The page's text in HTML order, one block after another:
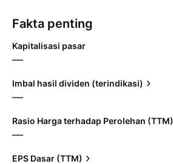
Fakta penting
Kapitalisasi pasar
—
Imbal hasil dividen (terindikasi)
—
Rasio Harga terhadap Perolehan (TTM)
—
EPS Dasar (TTM)